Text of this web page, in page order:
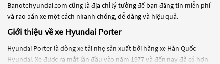
Banotohyundai.com cũng là địa chỉ lý tưởng để bạn đăng tin miễn phí
và rao bán xe một cách nhanh chóng, dễ dàng và hiệu quả.
Giới thiệu về xe Hyundai Porter
Hyundai Porter là dòng xe tải nhẹ sản xuất bởi hãng xe Hàn Quốc
Hyundai. Xe được ra mắt lần đầu vào năm 1977 và đến nay đã có hơn